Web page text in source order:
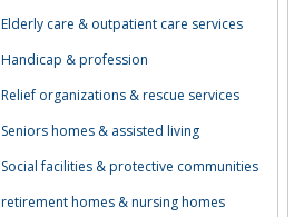
Elderly care & outpatient care services
Handicap & profession
Relief organizations & rescue services
Seniors homes & assisted living
Social facilities & protective communities
retirement homes & nursing homes